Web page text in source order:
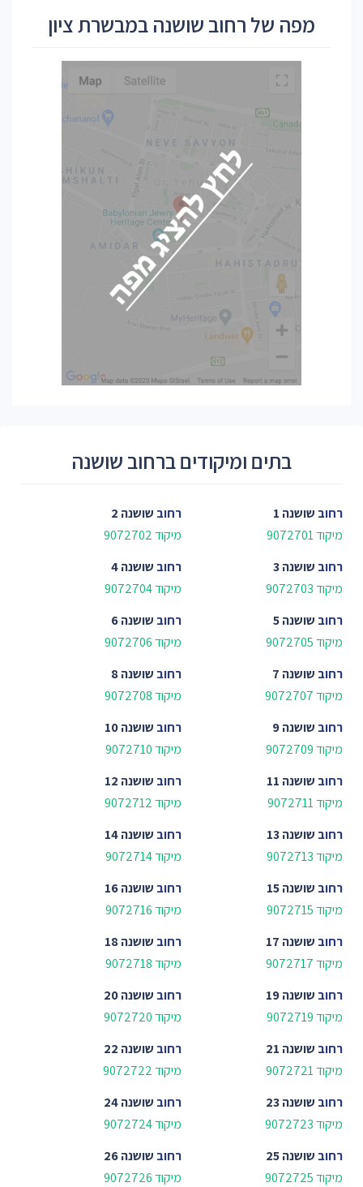
מפה של רחוב שושנה במבשרת ציון
בתים ומיקודים ברחוב שושנה
רחוב שושנה 1
מיקוד 9072701
רחוב שושנה 2
מיקוד 9072702
רחוב שושנה 3
מיקוד 9072703
רחוב שושנה 4
מיקוד 9072704
רחוב שושנה 5
מיקוד 9072705
רחוב שושנה 6
מיקוד 9072706
רחוב שושנה 7
מיקוד 9072707
רחוב שושנה 8
מיקוד 9072708
רחוב שושנה 9
מיקוד 9072709
רחוב שושנה 10
מיקוד 9072710
רחוב שושנה 11
מיקוד 9072711
רחוב שושנה 12
מיקוד 9072712
רחוב שושנה 13
מיקוד 9072713
רחוב שושנה 14
מיקוד 9072714
רחוב שושנה 15
מיקוד 9072715
רחוב שושנה 16
מיקוד 9072716
רחוב שושנה 17
מיקוד 9072717
רחוב שושנה 18
מיקוד 9072718
רחוב שושנה 19
מיקוד 9072719
רחוב שושנה 20
מיקוד 9072720
רחוב שושנה 21
מיקוד 9072721
רחוב שושנה 22
מיקוד 9072722
רחוב שושנה 23
מיקוד 9072723
רחוב שושנה 24
מיקוד 9072724
רחוב שושנה 25
מיקוד 9072725
רחוב שושנה 26
מיקוד 9072726